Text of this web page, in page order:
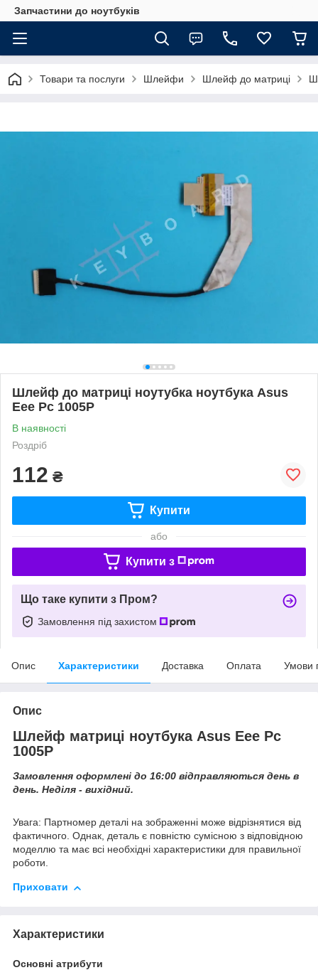
Запчастини до ноутбуків
Товари та послуги Шлейфи Шлейф до матриці
Шлейф до матриці ноутубка ноутбука Asus
Eee Pc 1005P
В наявності
Роздріб
112 ₴
Купити
або
Купити з
Що таке купити з Пром?
Замовлення під захистом
Опис Характеристики Доставка Оплата Умови
Опис
Шлейф матриці ноутбука Asus Eee Pc
1005P
Замовлення оформлені до 16:00 відправляються день в
день. Неділя - вихідний.
Увага: Партномер деталі на зображенні може відрізнятися від
фактичного. Однак, деталь є повністю сумісною з відповідною
моделлю та має всі необхідні характеристики для правильної
роботи.
Приховати
Характеристики
Основні атрибути